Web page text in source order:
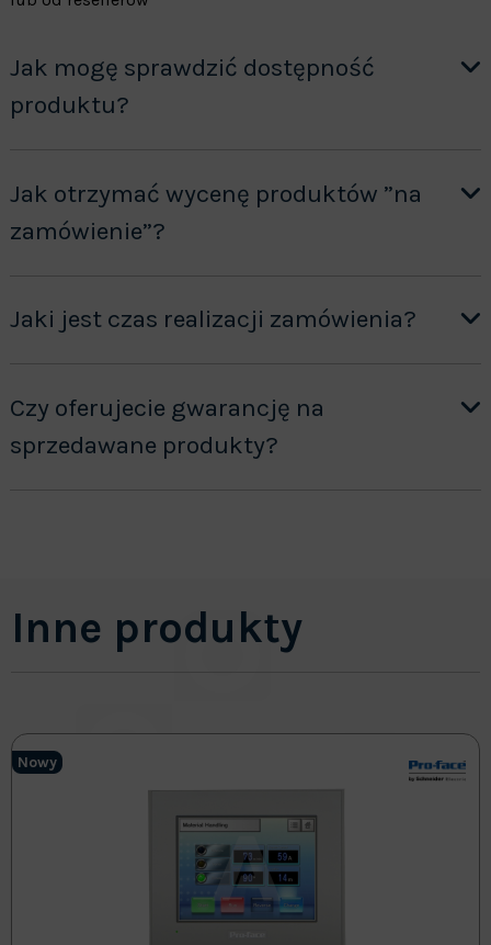
Jak mogę sprawdzić dostępność
produktu?
Jak otrzymać wycenę produktów ”na
zamówienie”?
Jaki jest czas realizacji zamówienia?
Czy oferujecie gwarancję na
sprzedawane produkty?
Inne produkty
Nowy